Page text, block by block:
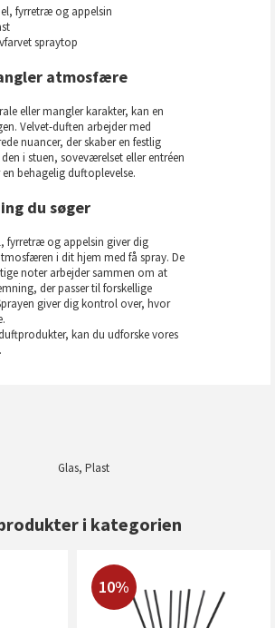
fyrretræ og appelsin
spraytop
atmosfære
eller mangler karakter, kan en
Velvet-duften arbejder med
nuancer, der skaber en festlig
i stuen, soveværelset eller entréen
behagelig duftoplevelse.
du søger
fyrretræ og appelsin giver dig
i dit hjem med få spray. De
noter arbejder sammen om at
der passer til forskellige
giver dig kontrol over, hvor
kan du udforske vores
.
Glas, Plast
i kategorien
10%